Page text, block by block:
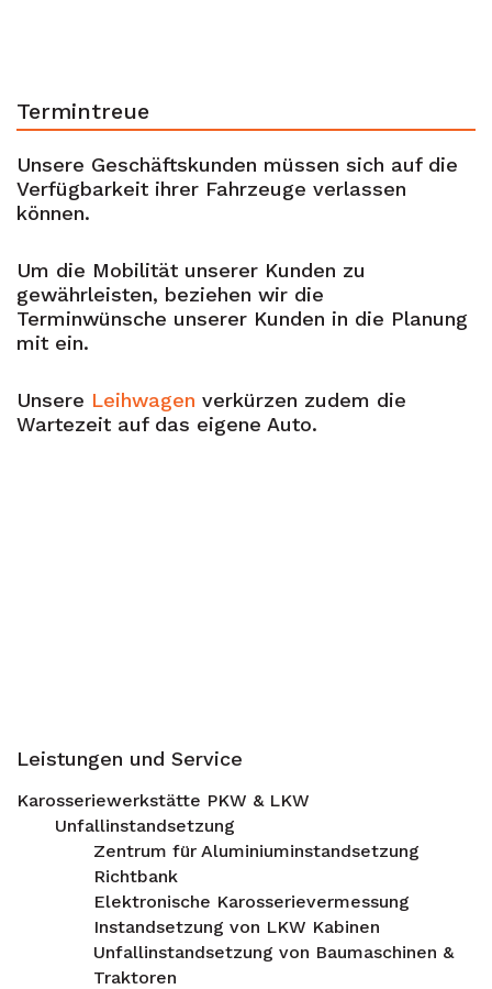
Termintreue
Unsere Geschäftskunden müssen sich auf die
Verfügbarkeit ihrer Fahrzeuge verlassen
können.
Um die Mobilität unserer Kunden zu
gewährleisten, beziehen wir die
Terminwünsche unserer Kunden in die Planung
mit ein.
Unsere Leihwagen verkürzen zudem die
Wartezeit auf das eigene Auto.
Leistungen und Service
Karosseriewerkstätte PKW & LKW
Unfallinstandsetzung
Zentrum für Aluminiuminstandsetzung
Richtbank
Elektronische Karosserievermessung
Instandsetzung von LKW Kabinen
Unfallinstandsetzung von Baumaschinen &
Traktoren